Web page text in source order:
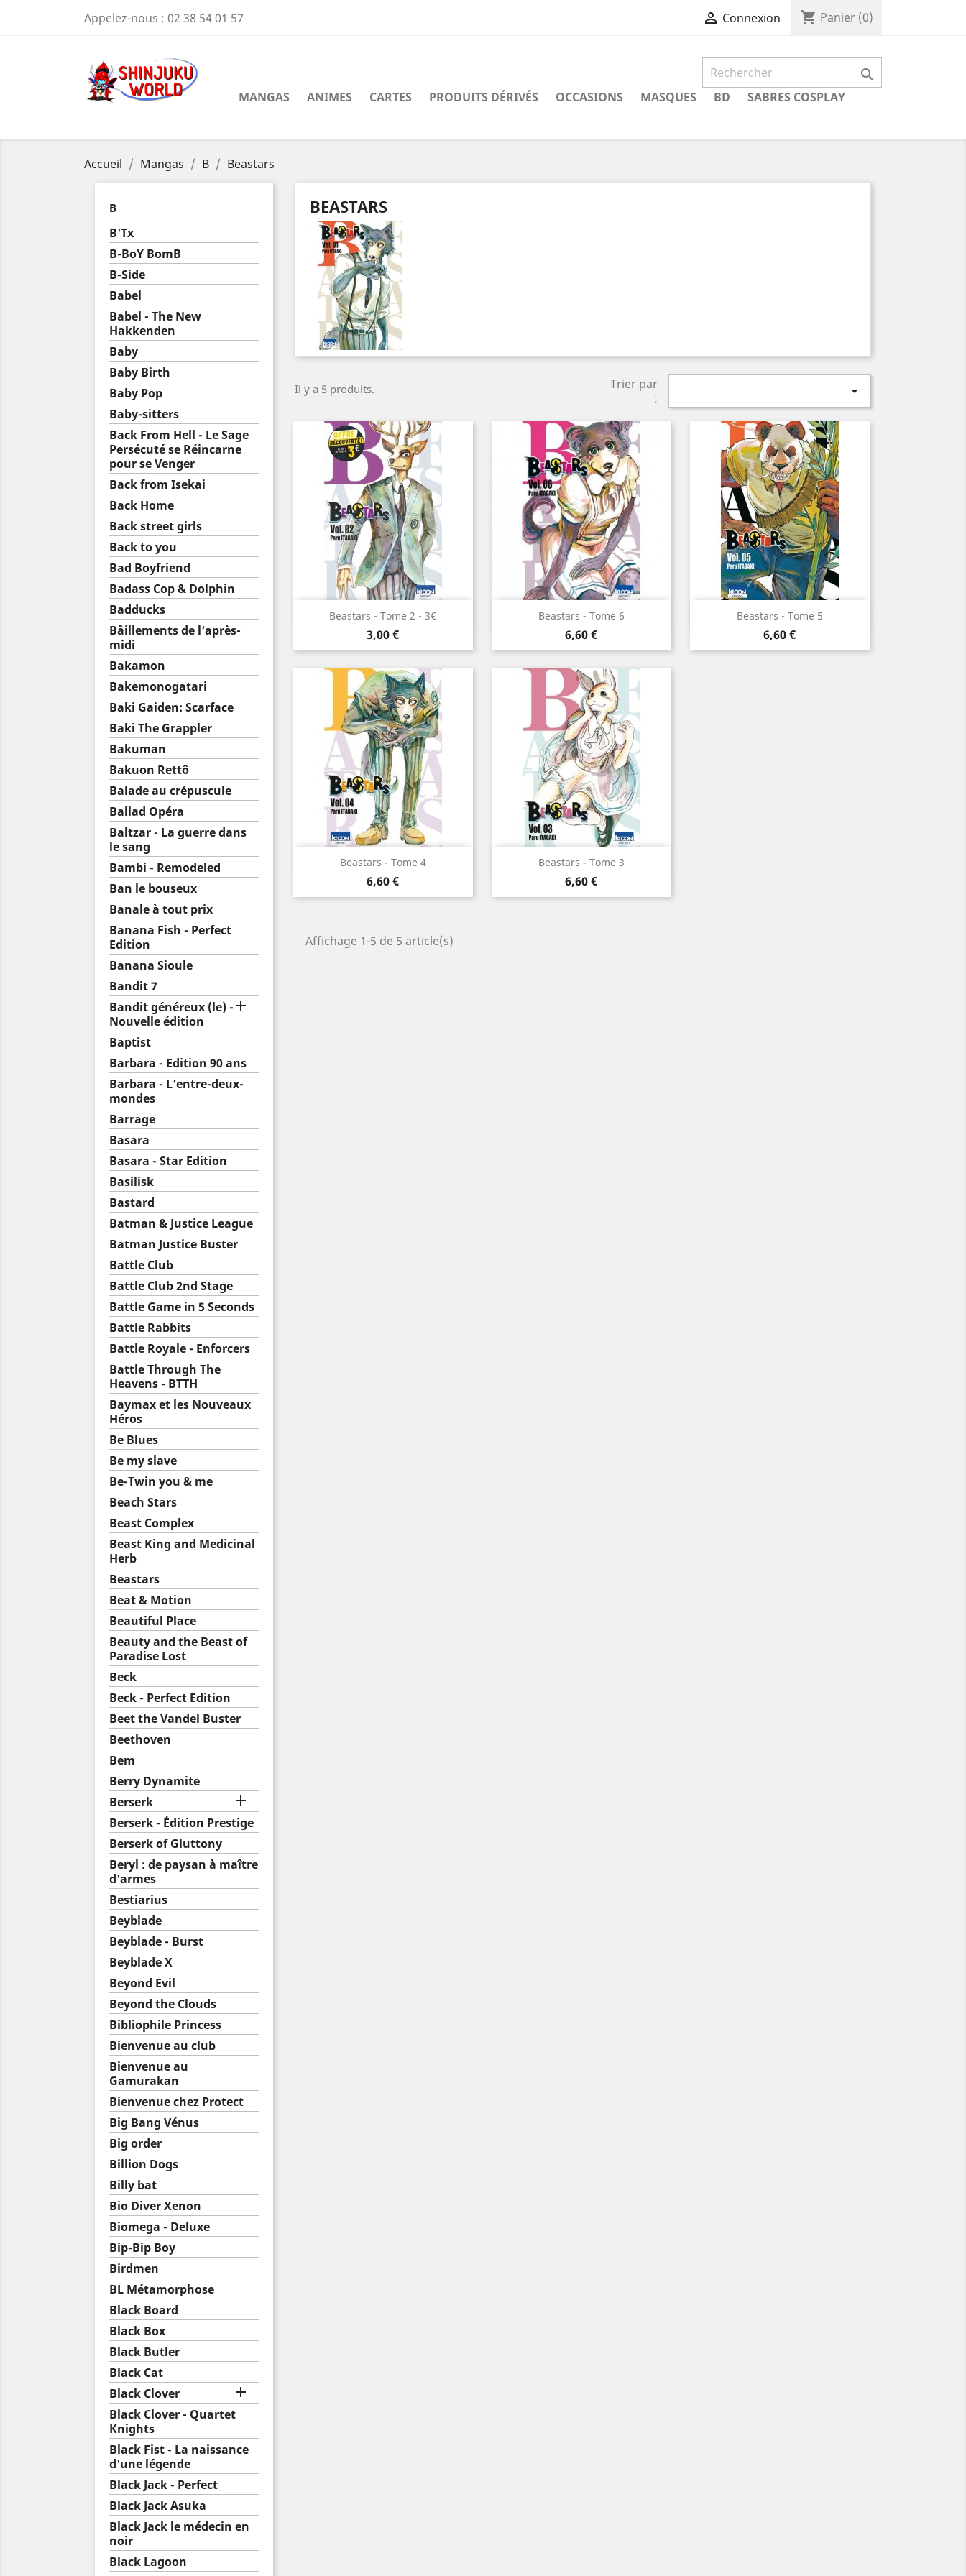
Appelez-nous : 02 38 54 01 57  Connexion shopping_cart Panier (0)

MANGAS ANIMES CARTES PRODUITS DÉRIVÉS OCCASIONS MASQUES BD SABRES COSPLAY
Accueil Mangas B Beastars
B
B'Tx
B-BoY BomB
B-Side
Babel
Babel - The New
Hakkenden
Baby
Baby Birth
Baby Pop
Baby-sitters
Back From Hell - Le Sage
Persécuté se Réincarne
pour se Venger
Back from Isekai
Back Home
Back street girls
Back to you
Bad Boyfriend
Badass Cop & Dolphin
Badducks
Bâillements de l’après-
midi
Bakamon
Bakemonogatari
Baki Gaiden: Scarface
Baki The Grappler
Bakuman
Bakuon Rettô
Balade au crépuscule
Ballad Opéra
Baltzar - La guerre dans
le sang
Bambi - Remodeled
Ban le bouseux
Banale à tout prix
Banana Fish - Perfect
Edition
Banana Sioule
Bandit 7
Bandit généreux (le) -
Nouvelle édition

Baptist
Barbara - Edition 90 ans
Barbara - L’entre-deux-
mondes
Barrage
Basara
Basara - Star Edition
Basilisk
Bastard
Batman & Justice League
Batman Justice Buster
Battle Club
Battle Club 2nd Stage
Battle Game in 5 Seconds
Battle Rabbits
Battle Royale - Enforcers
Battle Through The
Heavens - BTTH
Baymax et les Nouveaux
Héros
Be Blues
Be my slave
Be-Twin you & me
Beach Stars
Beast Complex
Beast King and Medicinal
Herb
Beastars
Beat & Motion
Beautiful Place
Beauty and the Beast of
Paradise Lost
Beck
Beck - Perfect Edition
Beet the Vandel Buster
Beethoven
Bem
Berry Dynamite
Berserk

Berserk - Édition Prestige
Berserk of Gluttony
Beryl : de paysan à maître
d'armes
Bestiarius
Beyblade
Beyblade - Burst
Beyblade X
Beyond Evil
Beyond the Clouds
Bibliophile Princess
Bienvenue au club
Bienvenue au
Gamurakan
Bienvenue chez Protect
Big Bang Vénus
Big order
Billion Dogs
Billy bat
Bio Diver Xenon
Biomega - Deluxe
Bip-Bip Boy
Birdmen
BL Métamorphose
Black Board
Black Box
Black Butler
Black Cat
Black Clover

Black Clover - Quartet
Knights
Black Fist - La naissance
d'une légende
Black Jack - Perfect
Black Jack Asuka
Black Jack le médecin en
noir
Black Lagoon
BEASTARS
Il y a 5 produits.
Trier par
:

Beastars - Tome 2 - 3€
Prix
3,00 €
Aperçu rapide Beastars - Tome 6
Prix
6,60 €
Aperçu rapide Beastars - Tome 5
Prix
6,60 €
Aperçu rapide
Beastars - Tome 4
Prix
6,60 €
Aperçu rapide Beastars - Tome 3
Prix
6,60 €
Aperçu rapide
Affichage 1-5 de 5 article(s)